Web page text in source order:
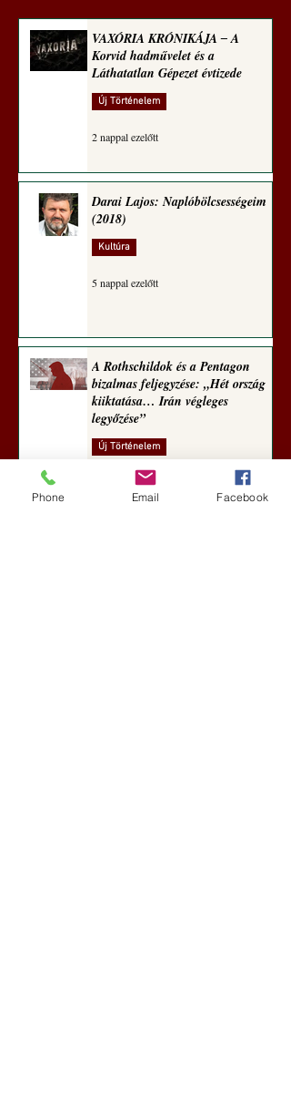
VAXÓRIA KRÓNIKÁJA ‒ A
Korvid hadművelet és a
Láthatatlan Gépezet évtizede
Új Történelem
2 nappal ezelőtt
Darai Lajos: Naplóbölcsességeim
(2018)
Kultúra
5 nappal ezelőtt
A Rothschildok és a Pentagon
bizalmas feljegyzése: „Hét ország
kiiktatása… Irán végleges
legyőzése”
Új Történelem
6 nappal ezelőtt
Phone Email Facebook